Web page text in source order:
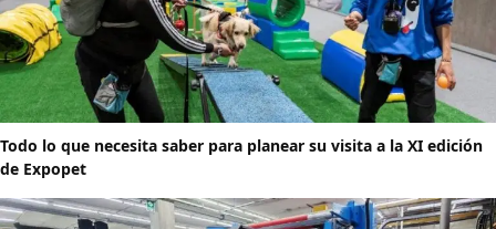
Todo lo que necesita saber para planear su visita a la XI edición
de Expopet